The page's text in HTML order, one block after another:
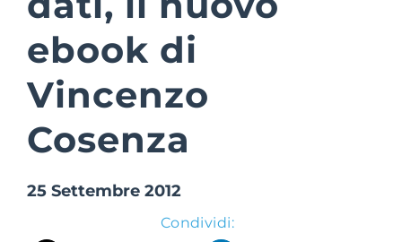
Suite Login
ebook di
Vincenzo
Cosenza
25 Settembre 2012
Condividi: